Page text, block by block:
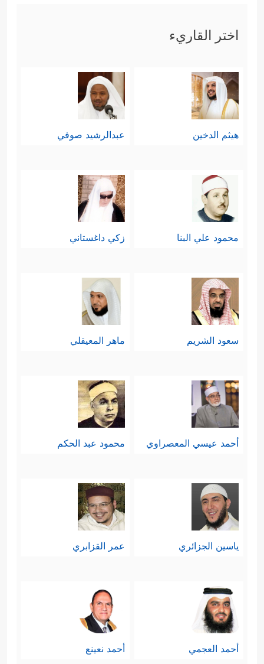
اختر القاريء
هيثم الدخين عبدالرشيد صوفي
محمود علي البنا زكي داغستاني
سعود الشريم ماهر المعيقلي
أحمد عيسي المعصراوي محمود عبد الحكم
ياسين الجزائري عمر القزابري
أحمد العجمي أحمد نعينع